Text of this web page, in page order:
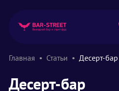
Главная Статьи Десерт-бар
Десерт-бар